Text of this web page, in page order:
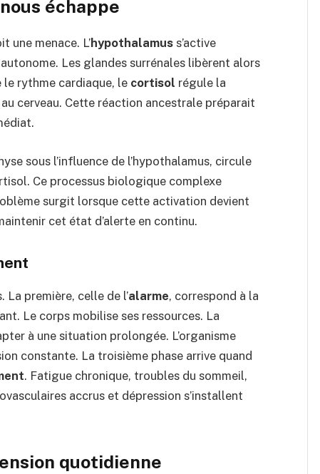
échappe
une menace. L’hypothalamus s’active
Les glandes surrénales libèrent alors
le rythme cardiaque, le cortisol régule la
cerveau. Cette réaction ancestrale préparait
sous l’influence de l’hypothalamus, circule
Ce processus biologique complexe
surgit lorsque cette activation devient
cet état d’alerte en continu.
première, celle de l’alarme, correspond à la
Le corps mobilise ses ressources. La
à une situation prolongée. L’organisme
constante. La troisième phase arrive quand
. Fatigue chronique, troubles du sommeil,
accrus et dépression s’installent
quotidienne